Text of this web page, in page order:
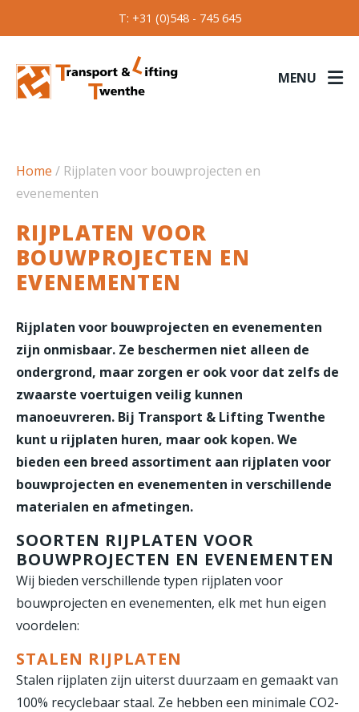
T: +31 (0)548 - 745 645
MENU
Home / Rijplaten voor bouwprojecten en
evenementen
RIJPLATEN VOOR
BOUWPROJECTEN EN
EVENEMENTEN
Rijplaten voor bouwprojecten en evenementen
zijn onmisbaar. Ze beschermen niet alleen de
ondergrond, maar zorgen er ook voor dat zelfs de
zwaarste voertuigen veilig kunnen
manoeuvreren. Bij Transport & Lifting Twenthe
kunt u rijplaten huren, maar ook kopen. We
bieden een breed assortiment aan rijplaten voor
bouwprojecten en evenementen in verschillende
materialen en afmetingen.
SOORTEN RIJPLATEN VOOR
BOUWPROJECTEN EN EVENEMENTEN
Wij bieden verschillende typen rijplaten voor
bouwprojecten en evenementen, elk met hun eigen
voordelen:
STALEN RIJPLATEN
Stalen rijplaten zijn uiterst duurzaam en gemaakt van
100% recyclebaar staal. Ze hebben een minimale CO2-